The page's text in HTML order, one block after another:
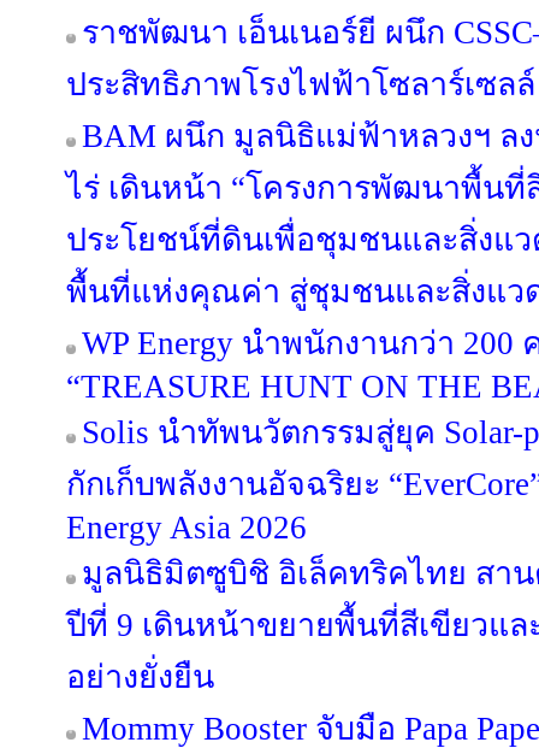
ราชพัฒนา เอ็นเนอร์ยี ผนึก
ประสิทธิภาพโรงไฟฟ้าโซลาร์เซลล์
BAM ผนึก มูลนิธิแม่ฟ้าหลวงฯ ลง
ไร่ เดินหน้า “โครงการพัฒนาพื้นที่
ประโยชน์ที่ดินเพื่อชุมชนและสิ่งแว
พื้นที่แห่งคุณค่า สู่ชุมชนและสิ่งแว
WP Energy นำพนักงานกว่า 200
“TREASURE HUNT ON THE
Solis นำทัพนวัตกรรมสู่ยุค Solar-
กักเก็บพลังงานอัจฉริยะ
Energy Asia 2026
มูลนิธิมิตซูบิชิ อิเล็คทริคไทย สา
ปีที่ 9 เดินหน้าขยายพื้นที่สีเขียวแ
อย่างยั่งยืน
Mommy Booster จับมือ Papa